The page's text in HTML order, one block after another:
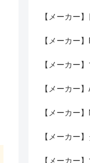
【メーカー
【メーカー
【メーカー
【メーカー
【メーカー
【メーカー
【メーカー